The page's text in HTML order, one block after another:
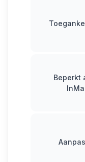
Beperkt